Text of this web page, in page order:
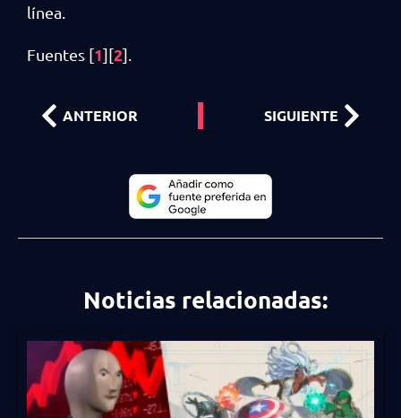
línea.
Fuentes [1][2].
ANTERIOR SIGUIENTE
Noticias relacionadas: